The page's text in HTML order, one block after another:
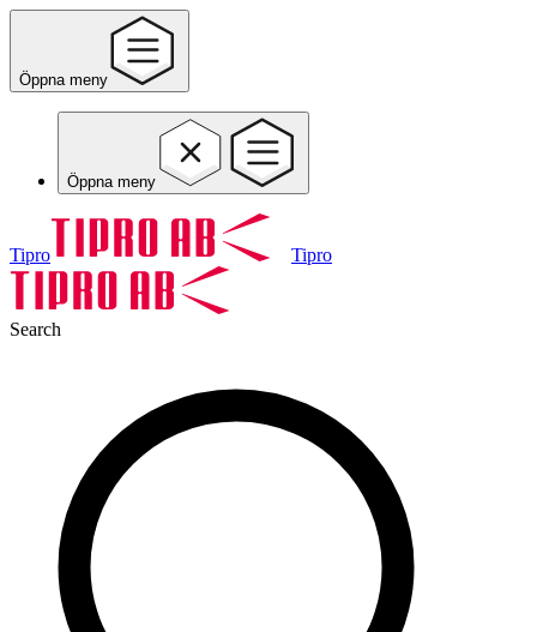
Öppna meny
Öppna meny
Tipro Tipro
Search